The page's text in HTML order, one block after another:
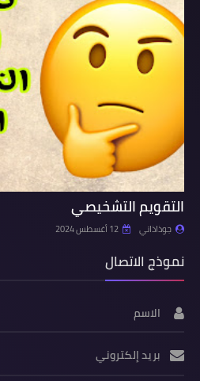
التقويم التشخيصي
جوذاذاتي 12 أغسطس 2024
نموذج الاتصال
الاسم
بريد إلكتروني